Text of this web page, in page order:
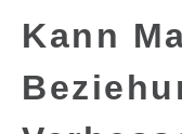
Kann